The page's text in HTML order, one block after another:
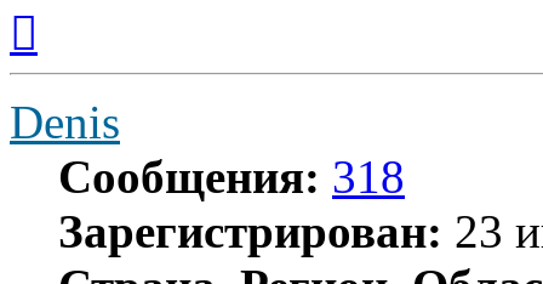
началу
Denis
Сообщения: 318
Зарегистрирован: 23